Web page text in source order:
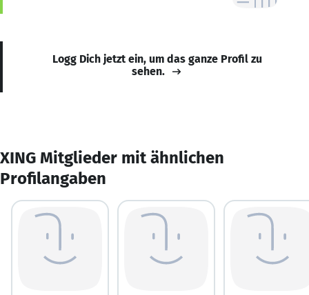
Logg Dich jetzt ein, um das ganze Profil zu
sehen.
XING Mitglieder mit ähnlichen
Profilangaben